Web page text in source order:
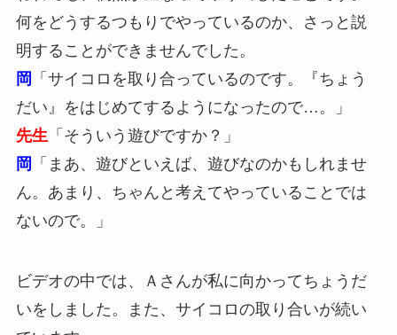
何をどうするつもりでやっているのか、さっと説
明することができませんでした。
岡
「サイコロを取り合っているのです。『ちょう
だい』をはじめてするようになったので…。」
先生「そういう遊びですか？」
岡
「まあ、遊びといえば、遊びなのかもしれませ
ん。あまり、ちゃんと考えてやっていることでは
ないので。」
ビデオの中では、Ａさんが私に向かってちょうだ
いをしました。また、サイコロの取り合いが続い